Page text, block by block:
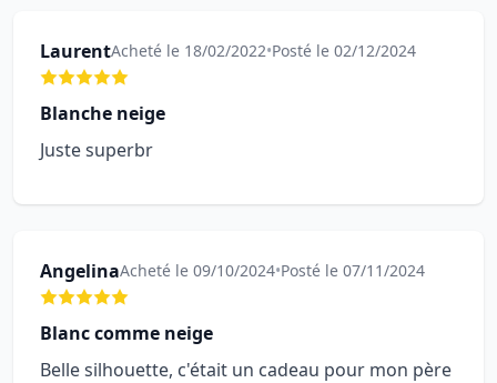
LaurentAcheté le 18/02/2022•Posté le 02/12/2024
Blanche neige
Juste superbr
AngelinaAcheté le 09/10/2024•Posté le 07/11/2024
Blanc comme neige
Belle silhouette, c'était un cadeau pour mon père